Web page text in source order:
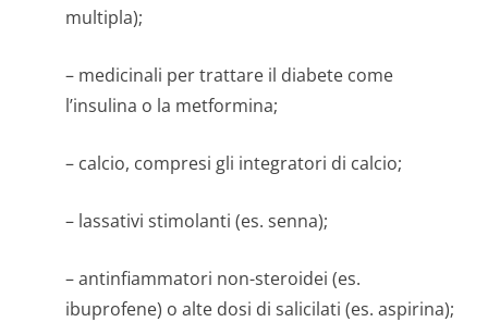
multipla);
– medicinali per trattare il diabete come
l’insulina o la metformina;
– calcio, compresi gli integratori di calcio;
– lassativi stimolanti (es. senna);
– antinfiammatori non-steroidei (es.
ibuprofene) o alte dosi di salicilati (es. aspirina);